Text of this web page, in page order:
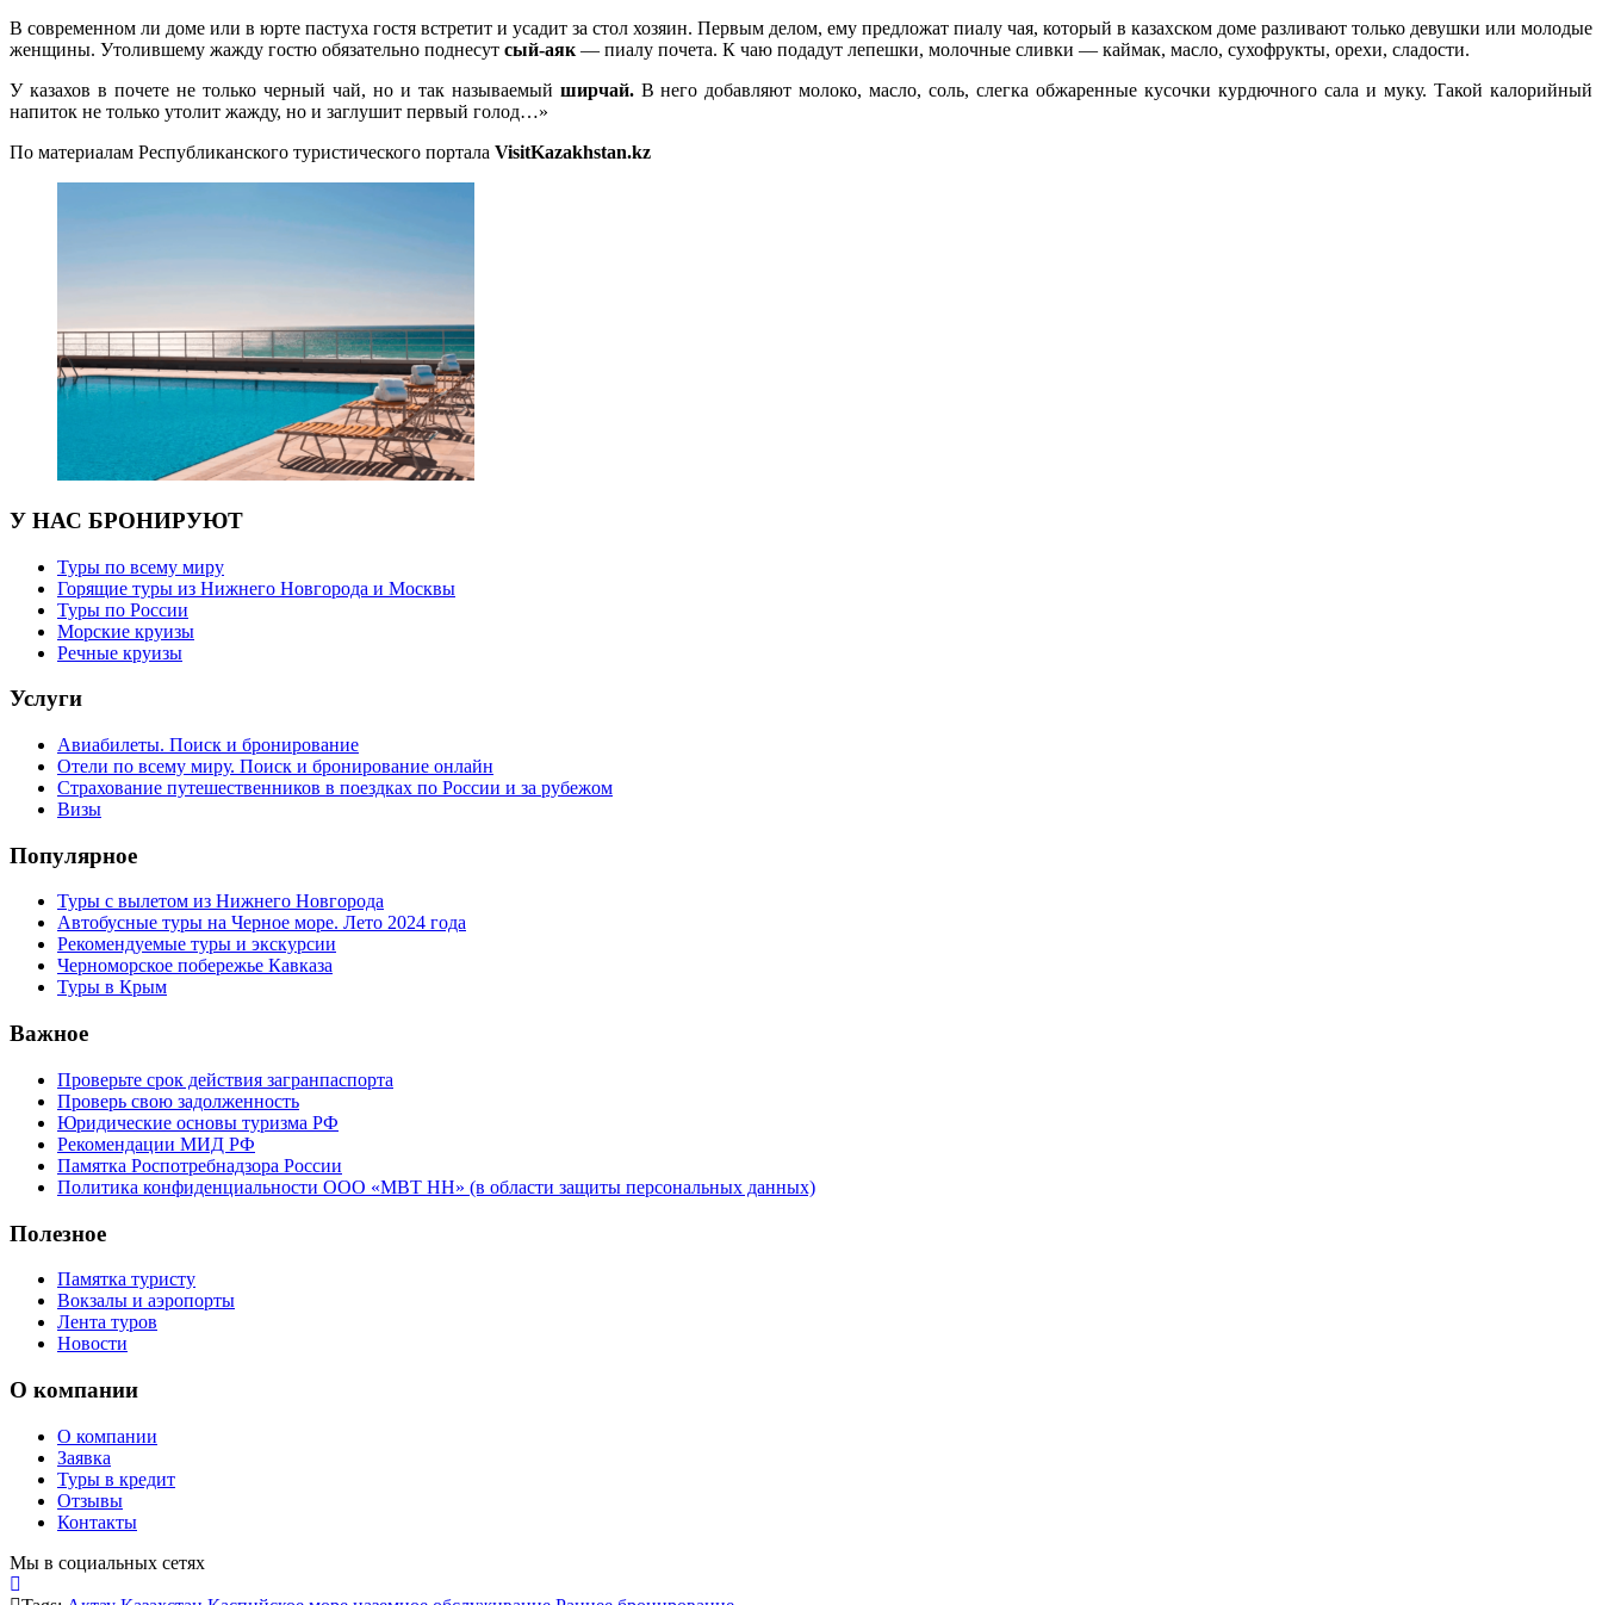
В современном ли доме или в юрте пастуха гостя встретит и усадит за стол хозяин. Первым делом, ему предложат пиалу чая, который в казахском доме разливают только девушки или молодые
женщины. Утолившему жажду гостю обязательно поднесут сый-аяк — пиалу почета. К чаю подадут лепешки, молочные сливки — каймак, масло, сухофрукты, орехи, сладости.
У казахов в почете не только черный чай, но и так называемый ширчай.В него добавляют молоко, масло, соль, слегка обжаренные кусочки курдючного сала и муку. Такой калорийный
напиток не только утолит жажду, но и заглушит первый голод…»
По материалам Республиканского туристического портала VisitKazakhstan.kz
У НАС БРОНИРУЮТ
Туры по всему миру
Горящие туры из Нижнего Новгорода и Москвы
Туры по России
Морские круизы
Речные круизы
Услуги
Авиабилеты. Поиск и бронирование
Отели по всему миру. Поиск и бронирование онлайн
Страхование путешественников в поездках по России и за рубежом
Визы
Популярное
Туры с вылетом из Нижнего Новгорода
Автобусные туры на Черное море. Лето 2024 года
Рекомендуемые туры и экскурсии
Черноморское побережье Кавказа
Туры в Крым
Важное
Проверьте срок действия загранпаспорта
Проверь свою задолженность
Юридические основы туризма РФ
Рекомендации МИД РФ
Памятка Роспотребнадзора России
Политика конфиденциальности ООО «МВТ НН» (в области защиты персональных данных)
Полезное
Памятка туристу
Вокзалы и аэропорты
Лента туров
Новости
О компании
О компании
Заявка
Туры в кредит
Отзывы
Контакты
Мы в социальных сетях